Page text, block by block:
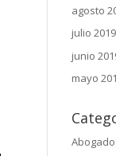
agosto
julio 2019
junio
mayo
Abogado